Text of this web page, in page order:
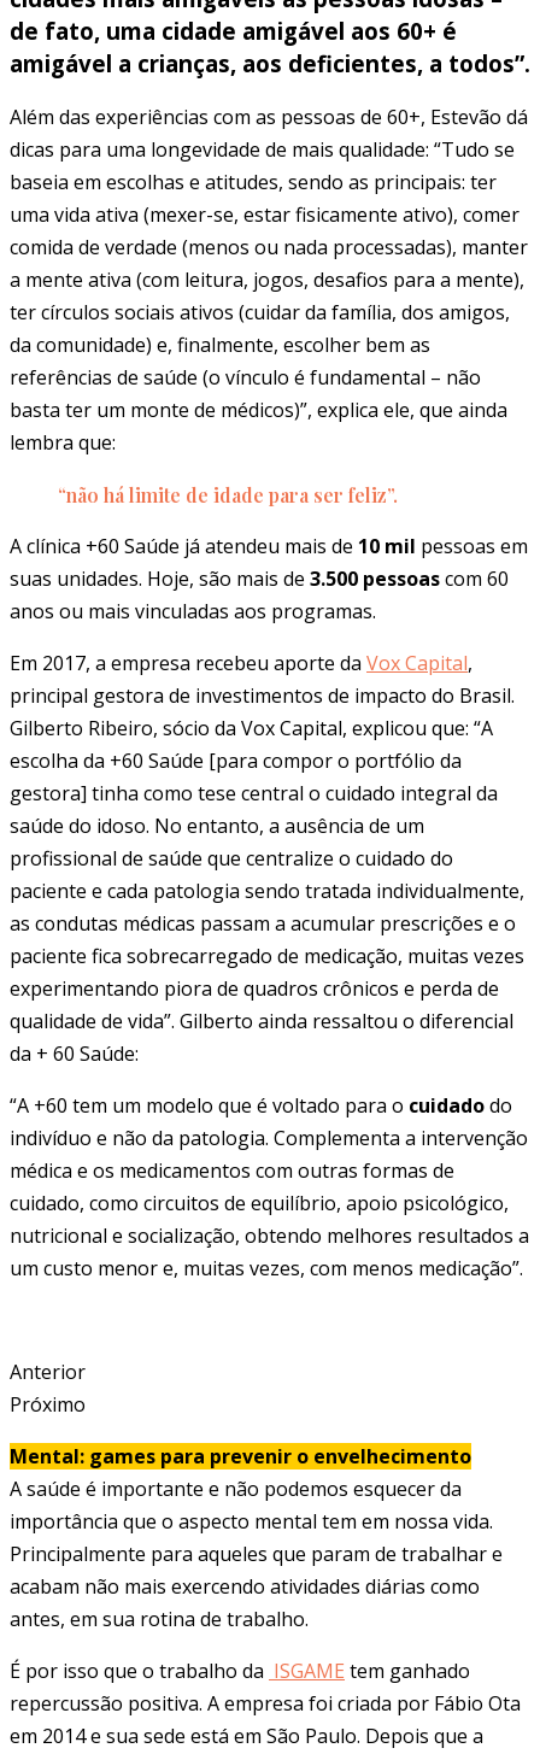
de fato, uma cidade amigável aos 60+ é
amigável a crianças, aos deficientes, a todos”.
Além das experiências com as pessoas de 60+, Estevão dá
dicas para uma longevidade de mais qualidade: “Tudo se
baseia em escolhas e atitudes, sendo as principais: ter
uma vida ativa (mexer-se, estar fisicamente ativo), comer
comida de verdade (menos ou nada processadas), manter
a mente ativa (com leitura, jogos, desafios para a mente),
ter círculos sociais ativos (cuidar da família, dos amigos,
da comunidade) e, finalmente, escolher bem as
referências de saúde (o vínculo é fundamental – não
basta ter um monte de médicos)”, explica ele, que ainda
lembra que:
“não há limite de idade para ser feliz”.
A clínica +60 Saúde já atendeu mais de 10 mil pessoas em
suas unidades. Hoje, são mais de 3.500 pessoascom 60
anos ou mais vinculadas aos programas.
Em 2017, a empresa recebeu aporte da Vox Capital,
principal gestora de investimentos de impacto do Brasil.
Gilberto Ribeiro, sócio da Vox Capital, explicou que: “A
escolha da +60 Saúde [para compor o portfólio da
gestora] tinha como tese central o cuidado integral da
saúde do idoso. No entanto, a ausência de um
profissional de saúde que centralize o cuidado do
paciente e cada patologia sendo tratada individualmente,
as condutas médicas passam a acumular prescrições e o
paciente fica sobrecarregado de medicação, muitas vezes
experimentando piora de quadros crônicos e perda de
qualidade de vida”. Gilberto ainda ressaltou o diferencial
da + 60 Saúde:
“A +60 tem um modelo que é voltado para o cuidadodo
indivíduo e não da patologia. Complementa a intervenção
médica e os medicamentos com outras formas de
cuidado, como circuitos de equilíbrio, apoio psicológico,
nutricional e socialização, obtendo melhores resultados a
um custo menor e, muitas vezes, com menos medicação”.
Anterior
Próximo
Mental: games para prevenir o envelhecimento
A saúde é importante e não podemos esquecer da
importância que o aspecto mental tem em nossa vida.
Principalmente para aqueles que param de trabalhar e
acabam não mais exercendo atividades diárias como
antes, em sua rotina de trabalho.
É por isso que o trabalho da ISGAME tem ganhado
repercussão positiva. A empresa foi criada por Fábio Ota
em 2014 e sua sede está em São Paulo. Depois que a